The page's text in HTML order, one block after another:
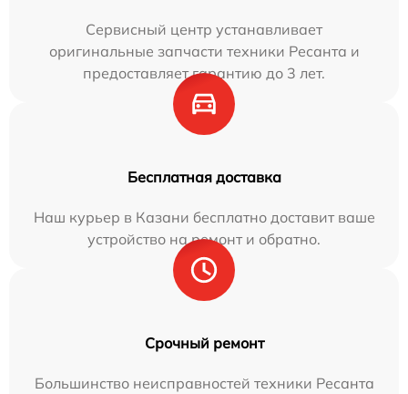
Сервисный центр устанавливает
оригинальные запчасти техники Ресанта и
предоставляет гарантию до 3 лет.
Бесплатная доставка
Наш курьер в Казани бесплатно доставит ваше
устройство на ремонт и обратно.
Срочный ремонт
Большинство неисправностей техники Ресанта